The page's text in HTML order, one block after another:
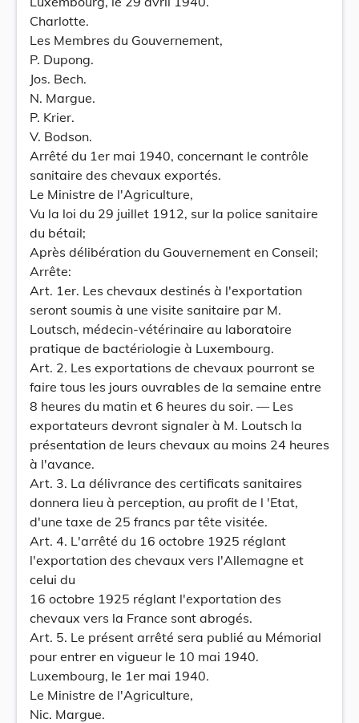
Charlotte.
Les Membres du Gouvernement,
P. Dupong.
Jos. Bech.
N. Margue.
P. Krier.
V. Bodson.
Arrêté du 1er mai 1940, concernant le contrôle
sanitaire des chevaux exportés.
Le Ministre de l'Agriculture,
Vu la loi du 29 juillet 1912, sur la police sanitaire
du bétail;
Après délibération du Gouvernement en Conseil;
Arrête:
Art. 1er. Les chevaux destinés à l'exportation
seront soumis à une visite sanitaire par M.
Loutsch, médecin-vétérinaire au laboratoire
pratique de bactériologie à Luxembourg.
Art. 2. Les exportations de chevaux pourront se
faire tous les jours ouvrables de la semaine entre
8 heures du matin et 6 heures du soir. — Les
exportateurs devront signaler à M. Loutsch la
présentation de leurs chevaux au moins 24 heures
à l'avance.
Art. 3. La délivrance des certificats sanitaires
donnera lieu à perception, au profit de l 'Etat,
d'une taxe de 25 francs par tête visitée.
Art. 4. L'arrêté du 16 octobre 1925 réglant
l'exportation des chevaux vers l'Allemagne et
celui du
16 octobre 1925 réglant l'exportation des
chevaux vers la France sont abrogés.
Art. 5. Le présent arrêté sera publié au Mémorial
pour entrer en vigueur le 10 mai 1940.
Luxembourg, le 1er mai 1940.
Le Ministre de l'Agriculture,
Nic. Margue.